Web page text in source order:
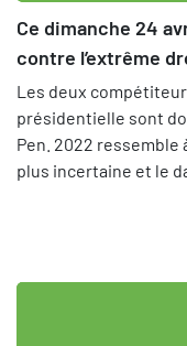
Ce dimanche 24
contre l’extrême
Les deux
présidentielle sont
Pen. 2022 ressemble
plus incertaine et le